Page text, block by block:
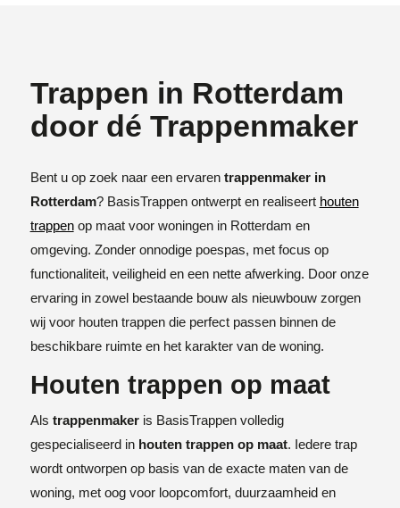
Trappen in Rotterdam
door dé Trappenmaker
Bent u op zoek naar een ervaren trappenmaker in
Rotterdam? BasisTrappen ontwerpt en realiseert houten
trappenop maat voor woningen in Rotterdam en
omgeving. Zonder onnodige poespas, met focus op
functionaliteit, veiligheid en een nette afwerking. Door onze
ervaring in zowel bestaande bouw als nieuwbouw zorgen
wij voor houten trappen die perfect passen binnen de
beschikbare ruimte en het karakter van de woning.
Houten trappen op maat
Als trappenmakeris BasisTrappen volledig
gespecialiseerd in houten trappen op maat. Iedere trap
wordt ontworpen op basis van de exacte maten van de
woning, met oog voor loopcomfort, duurzaamheid en